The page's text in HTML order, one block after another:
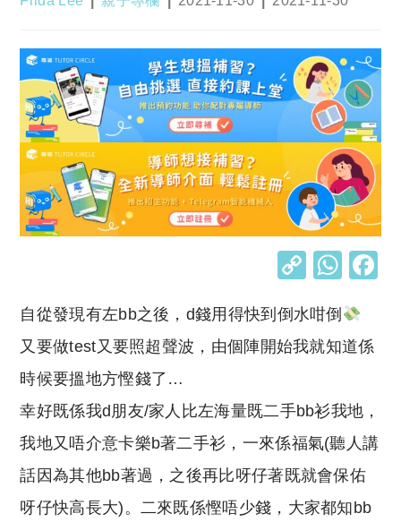
C
p
y
n
k
W
at
s
p
p
自從發現有左bb之後，d錢用得快到倒水咁倒
又要做test又要照超聲波，由個陣開始我就知道係
時候要搵地方慳錢了…
幸好既係我d朋友/家人比左海量既二手bb衫我地，
我地又唔介意卡樂b著二手衫，一來係福氣(聽人講
話因為其他bb著過，之後再比呀仔著既就會保佑
呀仔快高長大)。二來既係慳唔少錢，大家都知bb